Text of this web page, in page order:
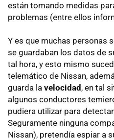
están tomando medidas
problemas (entre ellos
Y es que muchas personas
se guardaban los datos de
tal hora, y esto mismo
telemático de Nissan,
guarda la velocidad , en tal
algunos conductores
pudiera utilizar para
Seguramente ninguna
Nissan), pretendía espiar a